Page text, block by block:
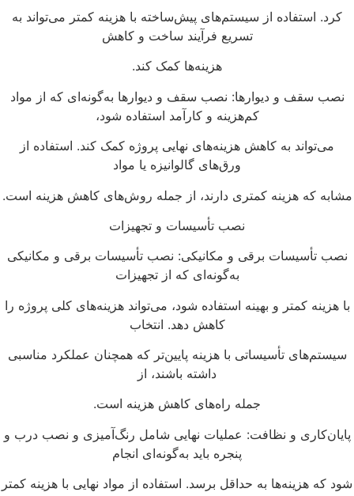
کرد. استفاده از سیستم‌های پیش‌ساخته با هزینه کمتر می‌تواند به
تسریع فرآیند ساخت و کاهش
هزینه‌ها کمک کند.
نصب سقف و دیوارها: نصب سقف و دیوارها به‌گونه‌ای که از مواد
کم‌هزینه و کارآمد استفاده شود،
می‌تواند به کاهش هزینه‌های نهایی پروژه کمک کند. استفاده از
ورق‌های گالوانیزه یا مواد
که هزینه کمتری دارند، از جمله روش‌های کاهش هزینه است.
نصب تأسیسات و تجهیزات
نصب تأسیسات برقی و مکانیکی: نصب تأسیسات برقی و مکانیکی
به‌گونه‌ای که از تجهیزات
هزینه کمتر و بهینه استفاده شود، می‌تواند هزینه‌های کلی پروژه را
کاهش دهد. انتخاب
سیستم‌های تأسیساتی با هزینه پایین‌تر که همچنان عملکرد مناسبی
داشته باشند، از
جمله راه‌های کاهش هزینه است.
و نظافت: عملیات نهایی شامل رنگ‌آمیزی و نصب درب و
پنجره باید به‌گونه‌ای انجام
که هزینه‌ها به حداقل برسد. استفاده از مواد نهایی با هزینه کمتر